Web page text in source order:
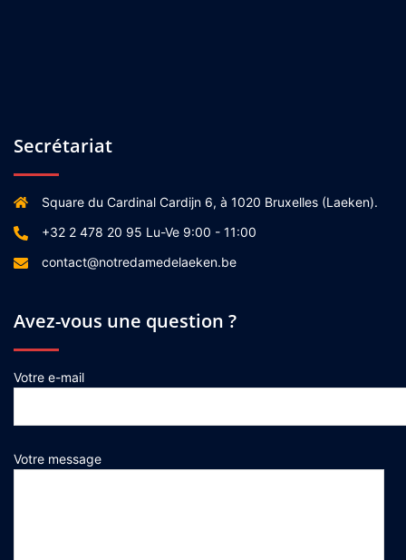
Secrétariat
Square du Cardinal Cardijn 6, à 1020 Bruxelles (Laeken).
+32 2 478 20 95 Lu-Ve 9:00 - 11:00
contact@notredamedelaeken.be
Avez-vous une question ?
Votre e-mail
Votre message